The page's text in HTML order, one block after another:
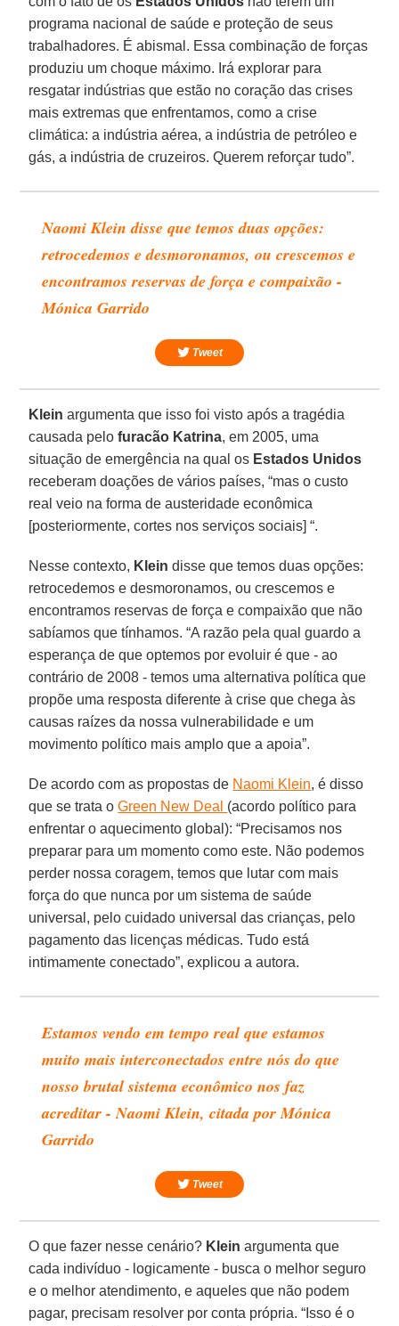
programa nacional de saúde e proteção de seus
trabalhadores. É abismal. Essa combinação de forças
produziu um choque máximo. Irá explorar para
resgatar indústrias que estão no coração das crises
mais extremas que enfrentamos, como a crise
climática: a indústria aérea, a indústria de petróleo e
gás, a indústria de cruzeiros. Querem reforçar tudo”.
Naomi Klein disse que temos duas opções:
retrocedemos e desmoronamos, ou crescemos e
encontramos reservas de força e compaixão -
Mónica Garrido
Tweet
Klein argumenta que isso foi visto após a tragédia
causada pelofuracão Katrina, em 2005, uma
situação de emergência na qual os Estados Unidos
receberam doações de vários países, “mas o custo
real veio na forma de austeridade econômica
[posteriormente, cortes nos serviços sociais] “.
Nesse contexto, Klein disse que temos duas opções:
retrocedemos e desmoronamos, ou crescemos e
encontramos reservas de força e compaixão que não
sabíamos que tínhamos. “A razão pela qual guardo a
esperança de que optemos por evoluir é que - ao
contrário de 2008 - temos uma alternativa política que
propõe uma resposta diferente à crise que chega às
causas raízes da nossa vulnerabilidade e um
movimento político mais amplo que a apoia”.
De acordo com as propostas de Naomi Klein, é disso
que se trata oGreen New Deal (acordo político para
enfrentar o aquecimento global): “Precisamos nos
preparar para um momento como este. Não podemos
perder nossa coragem, temos que lutar com mais
força do que nunca por um sistema de saúde
universal, pelo cuidado universal das crianças, pelo
pagamento das licenças médicas. Tudo está
intimamente conectado”, explicou a autora.
Estamos vendo em tempo real que estamos
muito mais interconectados entre nós do que
nosso brutal sistema econômico nos faz
acreditar - Naomi Klein, citada por Mónica
Garrido
Tweet
O que fazer nesse cenário? Klein argumenta que
cada indivíduo - logicamente - busca o melhor seguro
e o melhor atendimento, e aqueles que não podem
pagar, precisam resolver por conta própria. “Isso é o